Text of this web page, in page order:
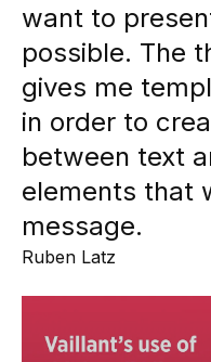
want to
possible. The
gives me
in order to
between text
elements that
message.
Ruben Latz